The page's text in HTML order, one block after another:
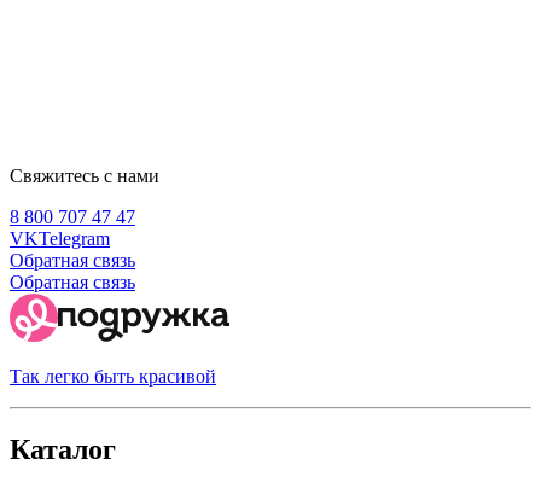
Свяжитесь с нами
8 800 707 47 47
VKTelegram
Обратная связь
Обратная связь
Так легко быть красивой
Каталог